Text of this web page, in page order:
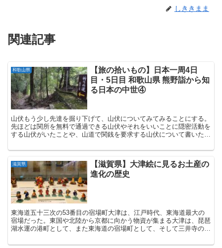
しききまま
関連記事
和歌山県
【旅の拾いもの】日本一周4日
目・5日目 和歌山県 熊野詣から知
る日本の中世④
山伏もう少し先達を掘り下げて、山伏についてみてみることにする。
先ほどは関所を無料で通過できる山伏やそれをいいことに隠密活動を
する山伏がいたことや、山道で関銭を要求する山伏について書いた。
滋賀県
【滋賀県】大津絵に見るお土産の
進化の歴史
東海道五十三次の53番目の宿場町大津は、江戸時代、東海道最大の
宿場だった。東国や北陸から京都に向かう物資が集まる大津は、琵琶
湖水運の港町として、また東海道の宿場町として、そして三井寺の門